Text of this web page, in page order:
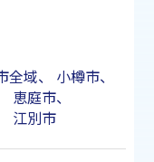
全域、 小樽市、
恵庭市、
江別市